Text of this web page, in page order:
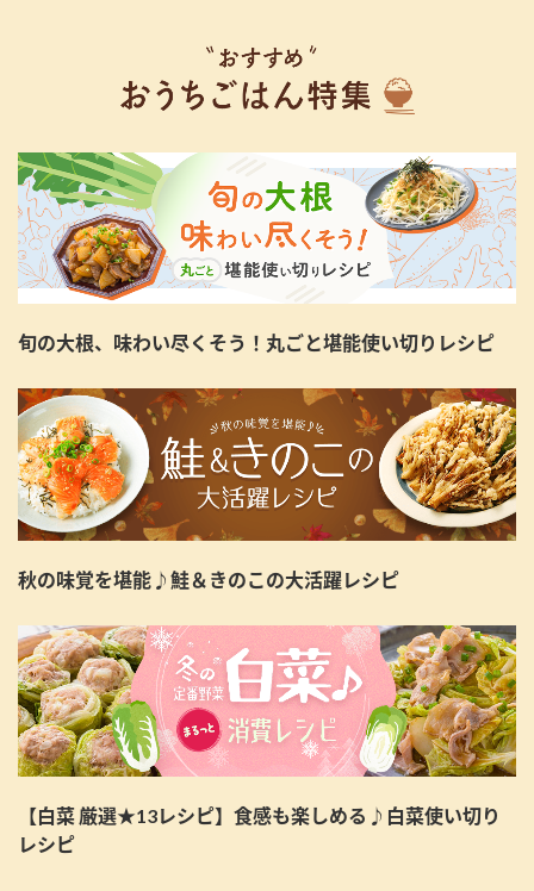
旬の大根、味わい尽くそう！丸ごと堪能使い切りレシピ
秋の味覚を堪能♪鮭＆きのこの大活躍レシピ
【白菜 厳選★13レシピ】食感も楽しめる♪白菜使い切り
レシピ